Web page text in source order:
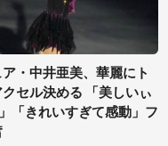
・中井亜美、華麗にト
クセル決める 「美しいぃ
「きれいすぎて感動」フ